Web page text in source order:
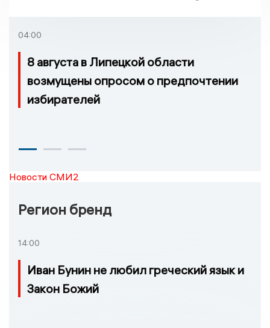
04:00
8 августа в Липецкой области
возмущены опросом о предпочтении
избирателей
Новости СМИ2
Регион бренд
14:00
Иван Бунин не любил греческий язык и
Закон Божий